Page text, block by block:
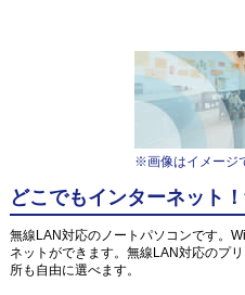
※画像はイメージ
どこでもインターネット
無線LAN対応のノートパソコンです。
ネットができます。無線LAN対応のプ
所も自由に選べます。